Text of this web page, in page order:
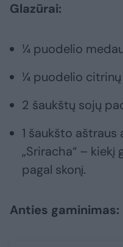
Glazūrai:
¼ puodelio
¼ puodelio citrinų
2 šaukštų sojų
1 šaukšto
„Sriracha“ – kiekį
pagal skonį.
Anties gaminimas: